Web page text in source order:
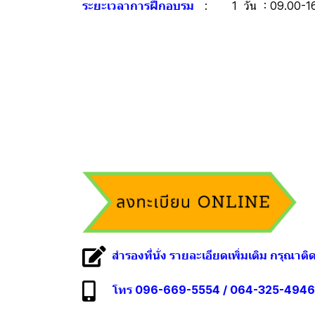
ระยะเวลาการฝึกอบรม : 1 วัน : 09.00-
สำรองที่นั่ง รายละเอียดเพิ่มเติม กรุณาติ
โทร 096-669-5554 / 064-325-4946